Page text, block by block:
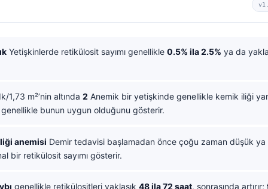
Yetişkinlerde retikülosit sayımı genellikle 0.5% ila 2.5% ya da
1,73 m²’nin altında 2 Anemik bir yetişkinde genellikle kemik iliği
bunun uygun olduğunu gösterir.
anemisi Demir tedavisi başlamadan önce çoğu zaman düşük
bir retikülosit sayımı gösterir.
genellikle retikülositleri yaklaşık 48 ila 72 saat, sonrasında artırır;